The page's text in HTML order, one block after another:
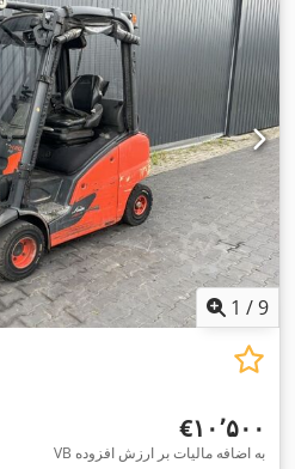
1 /9
‎€۱۰٬۵۰۰
VB به اضافه مالیات بر ارزش افزوده